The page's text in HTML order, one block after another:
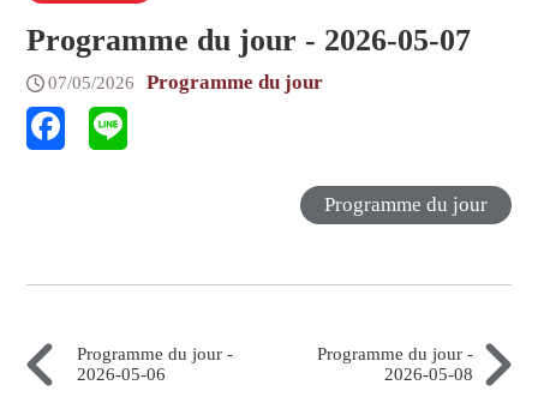
Programme du jour - 2026-05-07
07/05/2026 Programme du jour
Programme du jour
Programme du jour -
2026-05-06
Programme du jour -
2026-05-08